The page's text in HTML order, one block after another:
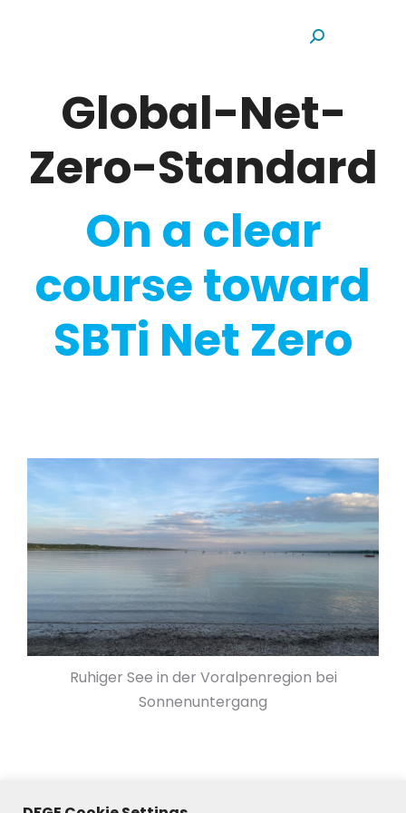
Search:
Global-Net-
Zero-Standard
On a clear
course toward
SBTi Net Zero
Ruhiger See in der Voralpenregion bei
Sonnenuntergang